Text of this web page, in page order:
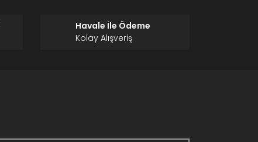
Havale İle Ödeme
Kolay Alışveriş